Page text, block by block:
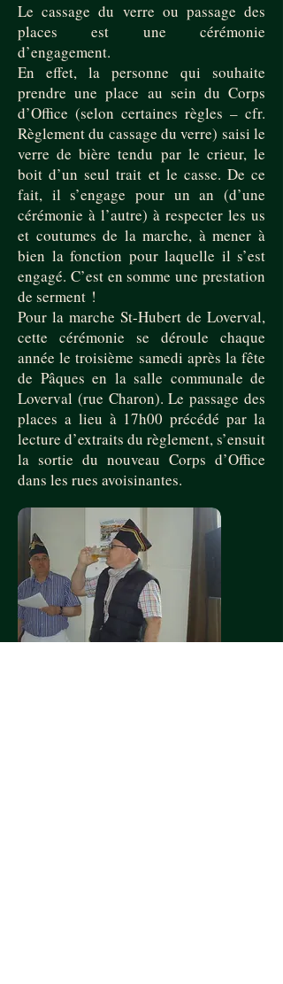
Le cassage du verre ou passage des
places est une cérémonie
d’engagement.
En effet, la personne qui souhaite
prendre une place au sein du Corps
d’Office (selon certaines règles – cfr.
Règlement du cassage du verre) saisi le
verre de bière tendu par le crieur, le
boit d’un seul trait et le casse. De ce
fait, il s’engage pour un an (d’une
cérémonie à l’autre) à respecter les us
et coutumes de la marche, à mener à
bien la fonction pour laquelle il s’est
engagé. C’est en somme une prestation
de serment !
Pour la marche St-Hubert de Loverval,
cette cérémonie se déroule chaque
année le troisième samedi après la fête
de Pâques en la salle communale de
Loverval (rue Charon). Le passage des
places a lieu à 17h00 précédé par la
lecture d’extraits du règlement, s’ensuit
la sortie du nouveau Corps d’Office
dans les rues avoisinantes.